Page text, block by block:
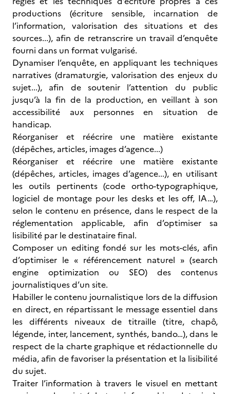
productions (écriture sensible, incarnation de
l’information, valorisation des situations et des
sources...), afin de retranscrire un travail d’enquête
fourni dans un format vulgarisé.
Dynamiser l’enquête, en appliquant les techniques
narratives (dramaturgie, valorisation des enjeux du
sujet...), afin de soutenir l’attention du public
jusqu’à la fin de la production, en veillant à son
accessibilité aux personnes en situation de
handicap.
Réorganiser et réécrire une matière existante
(dépêches, articles, images d’agence...)
Réorganiser et réécrire une matière existante
(dépêches, articles, images d’agence...), en utilisant
les outils pertinents (code ortho-typographique,
logiciel de montage pour les desks et les off, IA…),
selon le contenu en présence, dans le respect de la
réglementation applicable, afin d’optimiser sa
lisibilité par le destinataire final.
Composer un editing fondé sur les mots-clés, afin
d’optimiser le « référencement naturel » (search
engine optimization ou SEO) des contenus
journalistiques d’un site.
Habiller le contenu journalistique lors de la diffusion
en direct, en répartissant le message essentiel dans
les différents niveaux de titraille (titre, chapô,
légende, inter, lancement, synthés, bando…), dans le
respect de la charte graphique et rédactionnelle du
média, afin de favoriser la présentation et la lisibilité
du sujet.
Traiter l’information à travers le visuel en mettant